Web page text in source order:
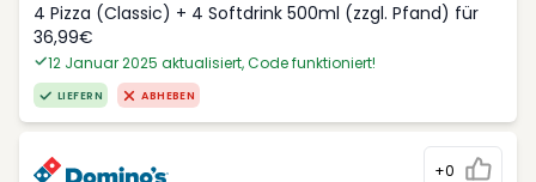
4 Pizza (Classic) + 4 Softdrink 500ml (zzgl. Pfand) für
36,99€
12 Januar 2025 aktualisiert, Code funktioniert!
LIEFERN ABHEBEN
+0